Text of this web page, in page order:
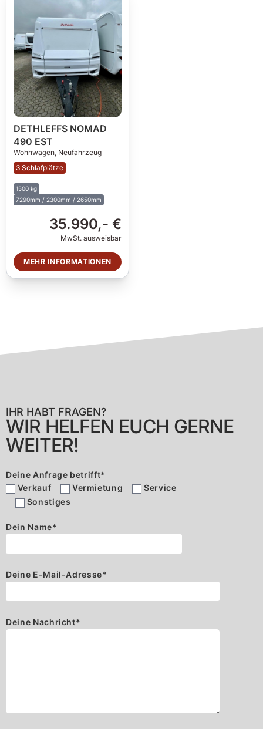
DETHLEFFS NOMAD
490 EST
Wohnwagen, Neufahrzeug
3 Schlafplätze
1500 kg
7290mm / 2300mm / 2650mm
35.990,- €
MwSt. ausweisbar
MEHR INFORMATIONEN
IHR HABT FRAGEN?
WIR HELFEN EUCH GERNE
WEITER!
Deine Anfrage betrifft*
Verkauf
Vermietung
Service
Sonstiges
Dein Name*
Deine E-Mail-Adresse*
Deine Nachricht*